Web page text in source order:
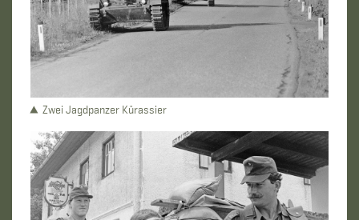
Zwei Jagdpanzer Kürassier